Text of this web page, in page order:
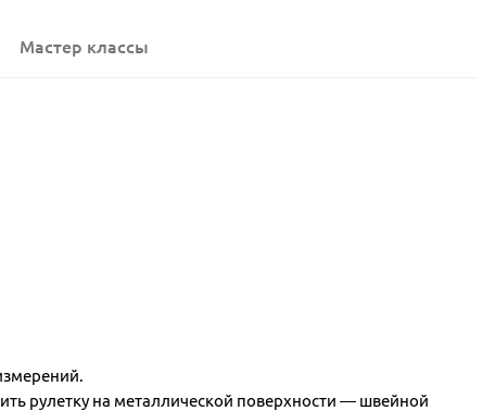
Мастер классы
рулетку на металлической поверхности — швейной